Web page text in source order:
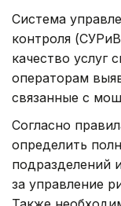
Система
контроля
качество услуг
операторам
связанные с
Согласно
определить
подразделений
за управление